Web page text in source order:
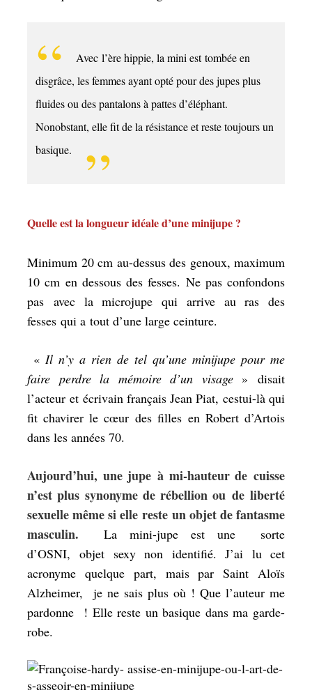
Avec l’ère hippie, la mini est tombée en
disgrâce, les femmes ayant opté pour des jupes plus
fluides ou des pantalons à pattes d’éléphant.
Nonobstant, elle fit de la résistance et reste toujours un
basique.
Quelle est la longueur idéale d’une minijupe ?
Minimum 20 cm au-dessus des genoux, maximum
10 cm en dessous des fesses. Ne pas confondons
pas avec la microjupe qui arrive au ras des
fesses qui a tout d’une large ceinture.
« Il n’y a rien de tel qu’une minijupe pour me
faire perdre la mémoire d’un visage» disait
l’acteur et écrivain français Jean Piat, cestui-là qui
fit chavirer le cœur des filles en Robert d’Artois
dans les années 70.
Aujourd’hui, une jupe à mi-hauteur de cuisse
n’est plus synonyme de rébellion ou de liberté
sexuelle même si elle reste un objet de fantasme
masculin. La mini-jupe est une sorte
d’OSNI, objet sexy non identifié. J’ai lu cet
acronyme quelque part, mais par Saint Aloïs
Alzheimer, je ne sais plus où ! Que l’auteur me
pardonne ! Elle reste un basique dans ma garde-
robe.